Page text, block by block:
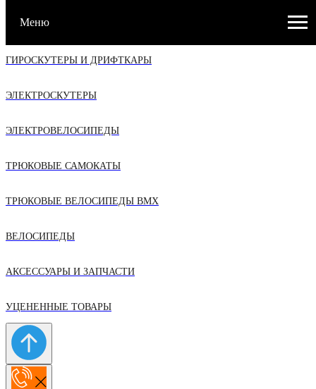
Меню
ЭЛЕКТРОСАМОКАТЫ
ГИРОСКУТЕРЫ И ДРИФТКАРЫ
ЭЛЕКТРОСКУТЕРЫ
ЭЛЕКТРОВЕЛОСИПЕДЫ
ТРЮКОВЫЕ САМОКАТЫ
ТРЮКОВЫЕ ВЕЛОСИПЕДЫ BMX
ВЕЛОСИПЕДЫ
АКСЕССУАРЫ И ЗАПЧАСТИ
УЦЕНЕННЫЕ ТОВАРЫ